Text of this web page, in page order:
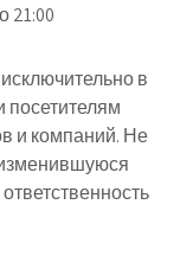
21:00
в
и компаний. Не